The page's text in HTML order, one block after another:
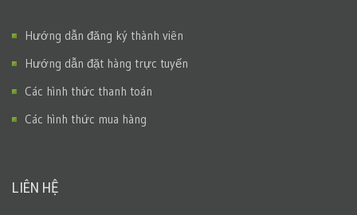
Hướng dẫn đăng ký thành viên
Hướng dẫn đặt hàng trực tuyến
Các hình thức thanh toán
Các hình thức mua hàng
LIÊN HỆ